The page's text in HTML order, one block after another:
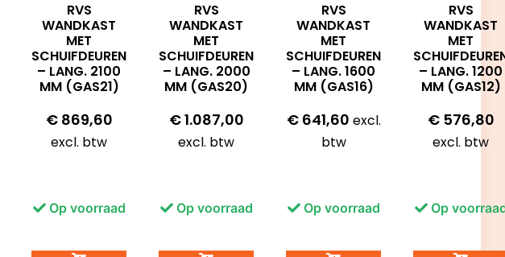
RVS
WANDKAST
MET
SCHUIFDEUREN
– LANG. 2100
MM (GAS21)
€869,60
excl. btw
Op voorraad
RVS
WANDKAST
MET
SCHUIFDEUREN
– LANG. 2000
MM (GAS20)
€1.087,00
excl. btw
Op voorraad
RVS
WANDKAST
MET
SCHUIFDEUREN
– LANG. 1600
MM (GAS16)
€641,60 excl.
btw
Op voorraad
RVS
WANDKAST
MET
– LANG. 1200
MM (GAS12)
€576,80
excl. btw
Op